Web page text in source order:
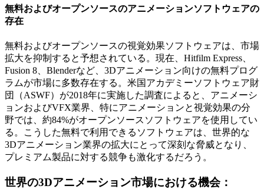
無料およびオープンソースのアニメーションソフトウェアの
存在
無料およびオープンソースの視覚効果ソフトウェアは、市場
拡大を抑制すると予想されている。現在、Hitfilm Express、
Fusion 8、Blenderなど、3Dアニメーション向けの無料プログ
ラムが市場に多数存在する。米国アカデミーソフトウェア財
団（ASWF）が2018年に実施した調査によると、アニメーシ
ョンおよびVFX業界、特にアニメーションと視覚効果の分
野では、約84%がオープンソースソフトウェアを使用してい
る。こうした無料で利用できるソフトウェアは、世界的な
3Dアニメーション業界の拡大にとって深刻な脅威となり、
プレミアム製品に対する競争も激化するだろう。
世界の3Dアニメーション市場における機会：